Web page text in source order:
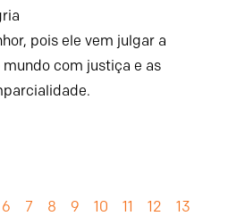
, pois ele vem julgar a
mundo com justiça e as
6 7 8 9 10 11 12
13